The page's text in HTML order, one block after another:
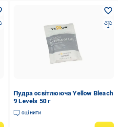
Пудра освітлююча Yellow Bleach
9 Levels 50 г
оцінити